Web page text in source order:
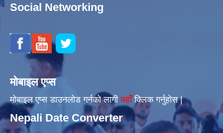
Social Networking
मोबाइल एप्स
मोबाइल एप्स डाउनलोड गर्नको लागीयहाँँक्लिक गर्नुहोस |
Nepali Date Converter